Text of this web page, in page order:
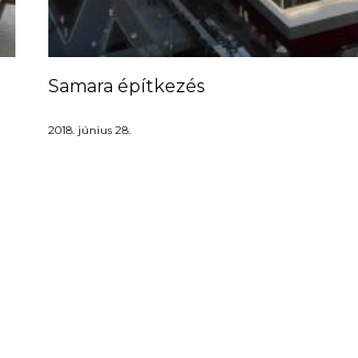
Samara építkezés
2018. június 28.